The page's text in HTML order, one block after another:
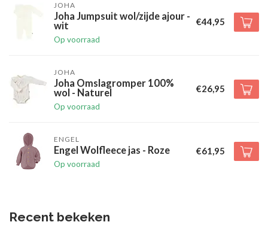
JOHA
Joha Jumpsuit wol/zijde ajour -
wit
Op voorraad
€44,95
JOHA
Joha Omslagromper 100%
wol - Naturel
Op voorraad
€26,95
ENGEL
Engel Wolfleece jas - Roze
Op voorraad
€61,95
Recent bekeken